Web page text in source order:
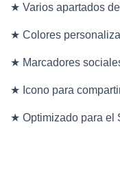
★ Varios apartados
★ Colores
★ Marcadores
★ Icono para
★ Optimizado para el